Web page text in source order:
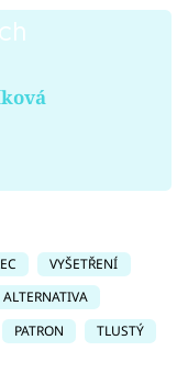
VYŠETŘENÍ
ALTERNATIVA
PATRON TLUSTÝ